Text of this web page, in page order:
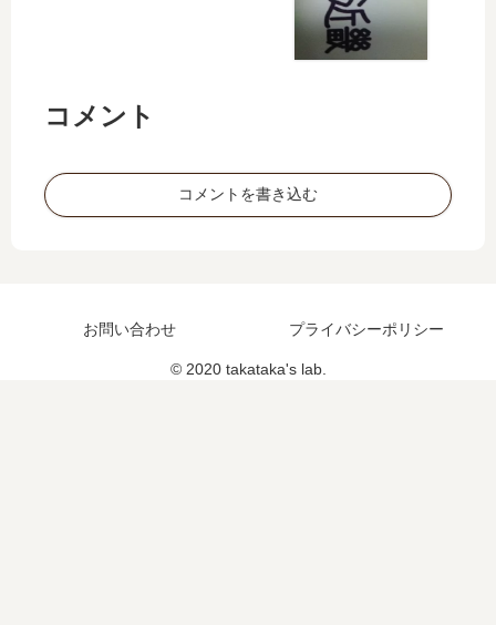
コメント
コメントを書き込む
お問い合わせ プライバシーポリシー
© 2020 takataka's lab.